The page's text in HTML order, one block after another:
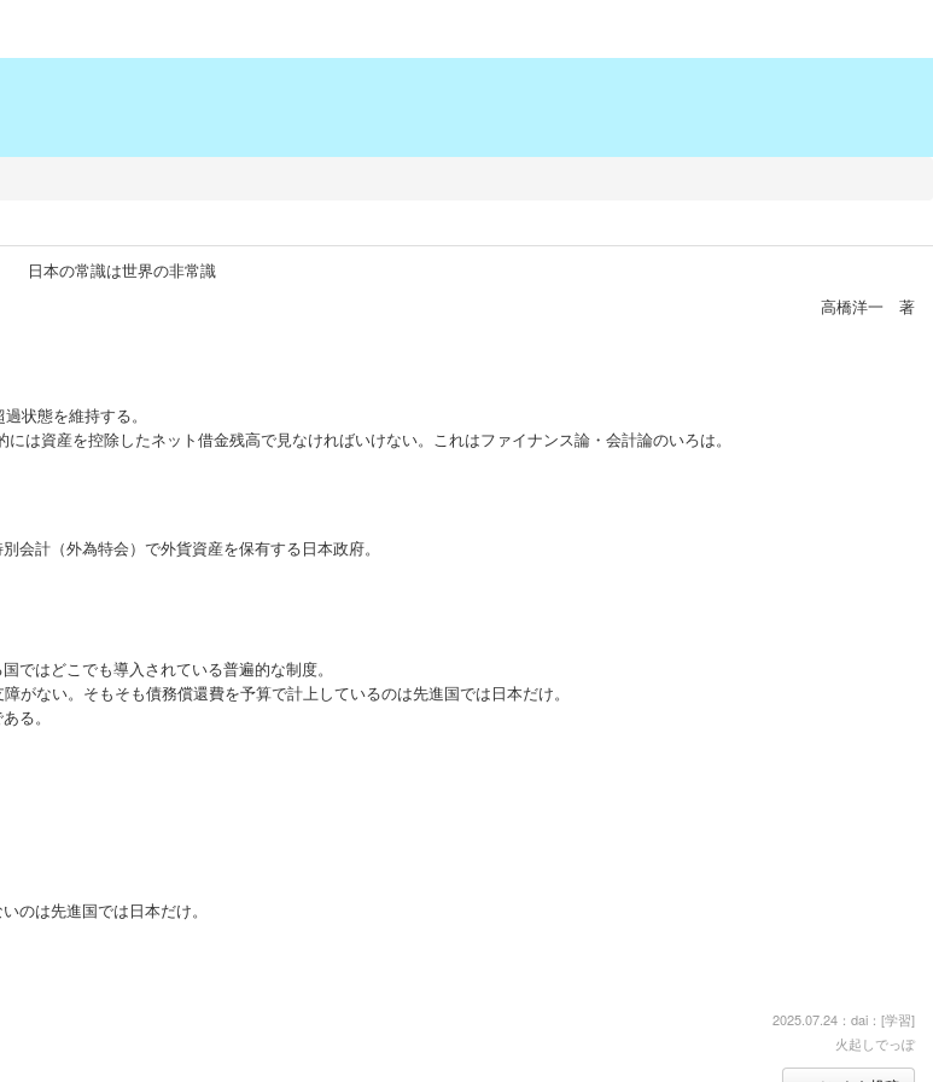
日本の常識は世界の非常識
高橋洋一 著
状態を維持する。
資産を控除したネット借金残高で見なければいけない。これはファイナンス論・会計論のいろは。
計（外為特会）で外貨資産を保有する日本政府。
ではどこでも導入されている普遍的な制度。
ない。そもそも債務償還費を予算で計上しているのは先進国では日本だけ。
る。
のは先進国では日本だけ。
2025.07.24：dai：[学習]
火起しでっぽ